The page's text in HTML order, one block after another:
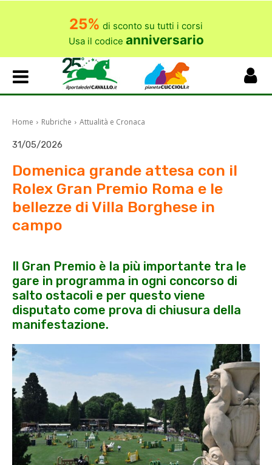
25% di sconto su tutti i corsi
Usa il codice anniversario
Home Rubriche Attualità e Cronaca
31/05/2026
Domenica grande attesa con il
Rolex Gran Premio Roma e le
bellezze di Villa Borghese in
campo
Il Gran Premio è la più importante tra le
gare in programma in ogni concorso di
salto ostacoli e per questo viene
disputato come prova di chiusura della
manifestazione.